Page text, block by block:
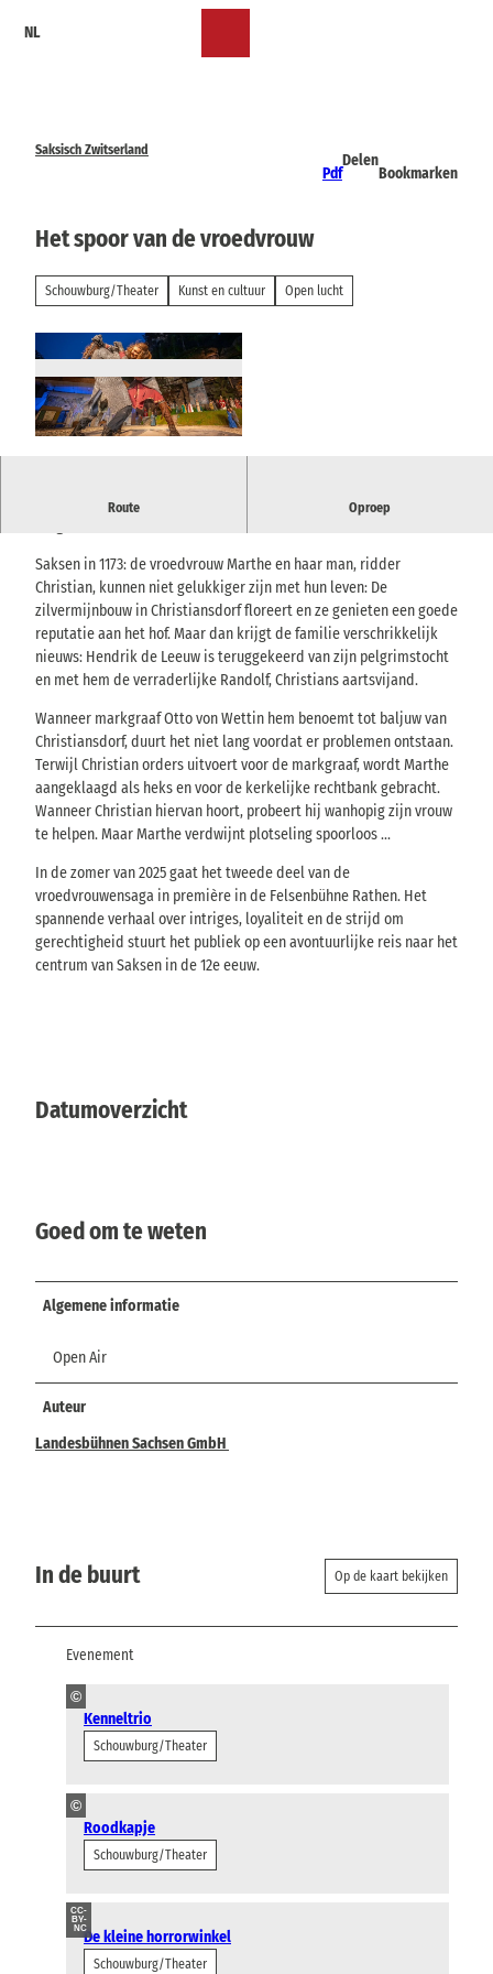
NL
Saksisch Zwitserland
Pdf
Delen
Bookmarken
Het spoor van de vroedvrouw
Schouwburg/Theater Kunst en cultuur Open lucht
Route Oproep
door Sabine Ebert
Saksen in 1173: de vroedvrouw Marthe en haar man, ridder
Christian, kunnen niet gelukkiger zijn met hun leven: De
zilvermijnbouw in Christiansdorf floreert en ze genieten een goede
reputatie aan het hof. Maar dan krijgt de familie verschrikkelijk
nieuws: Hendrik de Leeuw is teruggekeerd van zijn pelgrimstocht
en met hem de verraderlijke Randolf, Christians aartsvijand.
Wanneer markgraaf Otto von Wettin hem benoemt tot baljuw van
Christiansdorf, duurt het niet lang voordat er problemen ontstaan.
Terwijl Christian orders uitvoert voor de markgraaf, wordt Marthe
aangeklaagd als heks en voor de kerkelijke rechtbank gebracht.
Wanneer Christian hiervan hoort, probeert hij wanhopig zijn vrouw
te helpen. Maar Marthe verdwijnt plotseling spoorloos ...
In de zomer van 2025 gaat het tweede deel van de
vroedvrouwensaga in première in de Felsenbühne Rathen. Het
spannende verhaal over intriges, loyaliteit en de strijd om
gerechtigheid stuurt het publiek op een avontuurlijke reis naar het
centrum van Saksen in de 12e eeuw.
Datumoverzicht
Goed om te weten
Algemene informatie
Open Air
Auteur
Landesbühnen Sachsen GmbH
In de buurt Op de kaart bekijken
Evenement
©
Kenneltrio
Schouwburg/Theater
©
Roodkapje
Schouwburg/Theater
CC-
BY-
NCDe kleine horrorwinkel
Schouwburg/Theater